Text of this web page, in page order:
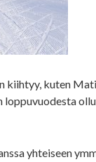
kiihtyy, kuten
loppuvuodesta
yhteiseen